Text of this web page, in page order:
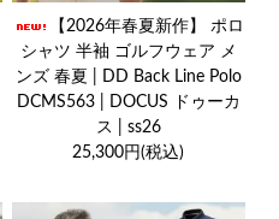
【2026年春夏新作】 ポロ
シャツ 半袖 ゴルフウェア メ
ンズ 春夏 | DD Back Line Polo
DCMS563 | DOCUS ドゥーカ
ス | ss26
25,300円(税込)